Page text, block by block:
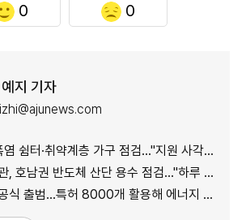
0 0
지 기자
터·취약계층 가구 점검…"지원 사각지대 최소화"
권 반도체 산단 용수 점검…"하루 30만t 재이용수 공급"
출범…특허 8000개 활용해 에너지 유니콘 키운다